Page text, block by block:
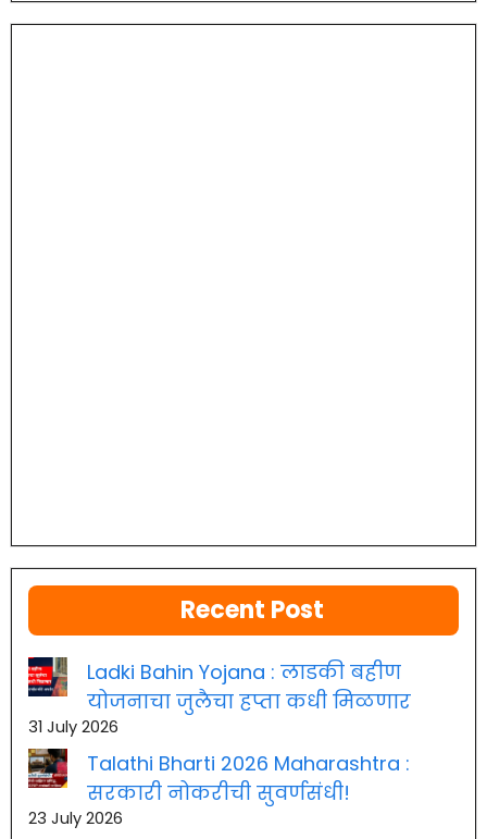
Recent Post
Ladki Bahin Yojana : लाडकी बहीण
योजनाचा जुलैचा हप्ता कधी मिळणार
31 July 2026
Talathi Bharti 2026 Maharashtra :
सरकारी नोकरीची सुवर्णसंधी!
23 July 2026